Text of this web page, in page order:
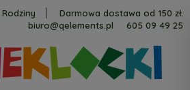
Darmowa dostawa od 150 zł.
biuro@qelements.pl
605 09 49 25